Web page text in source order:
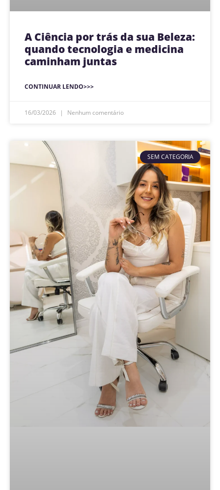
A Ciência por trás da sua Beleza:
quando tecnologia e medicina
caminham juntas
CONTINUAR LENDO>>>
16/03/2026 Nenhum comentário
SEM CATEGORIA